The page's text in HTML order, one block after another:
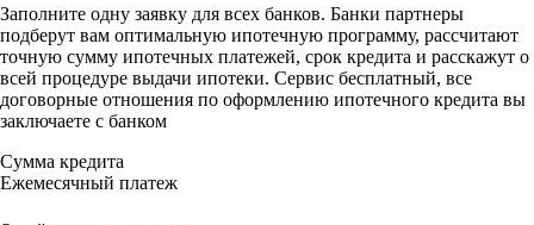
Заполните одну заявку для всех банков. Банки партнеры
подберут вам оптимальную ипотечную программу, рассчитают
точную сумму ипотечных платежей, срок кредита и расскажут о
всей процедуре выдачи ипотеки. Сервис бесплатный, все
договорные отношения по оформлению ипотечного кредита вы
заключаете с банком
Сумма кредита
Ежемесячный платеж